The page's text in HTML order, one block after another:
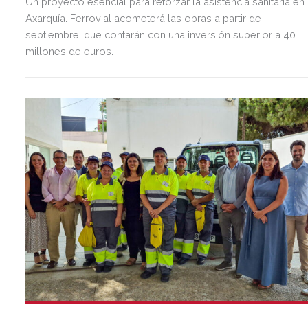
Axarquía. Ferrovial acometerá las obras a partir de
septiembre, que contarán con una inversión superior a 40
millones de euros.